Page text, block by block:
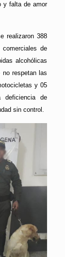
y falta de amor
realizaron 388
comerciales de
alcohólicas
no respetan las
y 05
de
sin control.